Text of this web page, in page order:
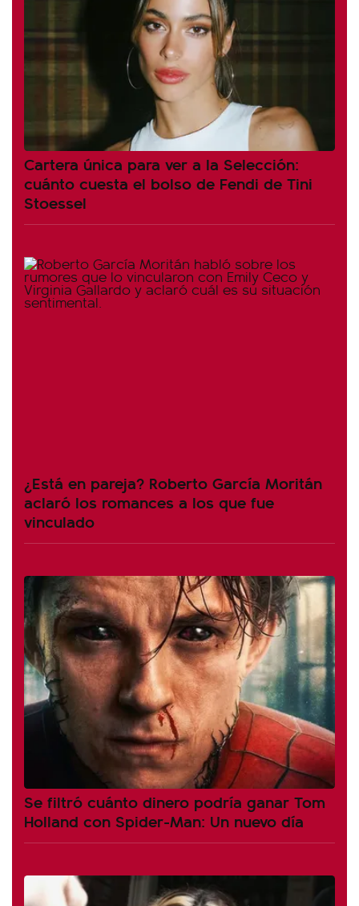
Cartera única para ver a la Selección:
cuánto cuesta el bolso de Fendi de Tini
Stoessel
¿Está en pareja? Roberto García Moritán
aclaró los romances a los que fue
vinculado
Se filtró cuánto dinero podría ganar Tom
Holland con Spider-Man: Un nuevo día